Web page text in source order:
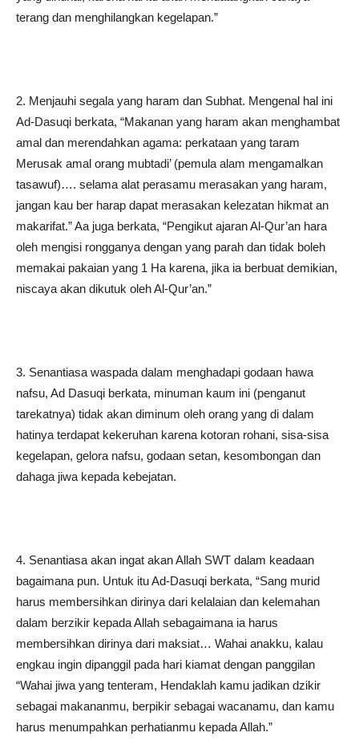
terang dan menghilangkan kegelapan.”
2. Menjauhi segala yang haram dan Subhat. Mengenal hal ini
Ad-Dasuqi berkata, “Makanan yang haram akan menghambat
amal dan merendahkan agama: perkataan yang taram
Merusak amal orang mubtadi’ (pemula alam mengamalkan
tasawuf)…. selama alat perasamu merasakan yang haram,
jangan kau ber harap dapat merasakan kelezatan hikmat an
makarifat.” Aa juga berkata, “Pengikut ajaran Al-Qur’an hara
oleh mengisi rongganya dengan yang parah dan tidak boleh
memakai pakaian yang 1 Ha karena, jika ia berbuat demikian,
niscaya akan dikutuk oleh Al-Qur’an.”
3. Senantiasa waspada dalam menghadapi godaan hawa
nafsu, Ad Dasuqi berkata, minuman kaum ini (penganut
tarekatnya) tidak akan diminum oleh orang yang di dalam
hatinya terdapat kekeruhan karena kotoran rohani, sisa-sisa
kegelapan, gelora nafsu, godaan setan, kesombongan dan
dahaga jiwa kepada kebejatan.
4. Senantiasa akan ingat akan Allah SWT dalam keadaan
bagaimana pun. Untuk itu Ad-Dasuqi berkata, “Sang murid
harus membersihkan dirinya dari kelalaian dan kelemahan
dalam berzikir kepada Allah sebagaimana ia harus
membersihkan dirinya dari maksiat… Wahai anakku, kalau
engkau ingin dipanggil pada hari kiamat dengan panggilan
“Wahai jiwa yang tenteram, Hendaklah kamu jadikan dzikir
sebagai makananmu, berpikir sebagai wacanamu, dan kamu
harus menumpahkan perhatianmu kepada Allah.”